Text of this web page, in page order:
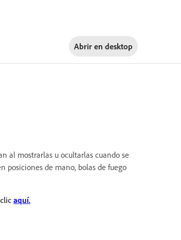
Abrir en desktop
al mostrarlas u ocultarlas cuando se
posiciones de mano, bolas de fuego
aquí.